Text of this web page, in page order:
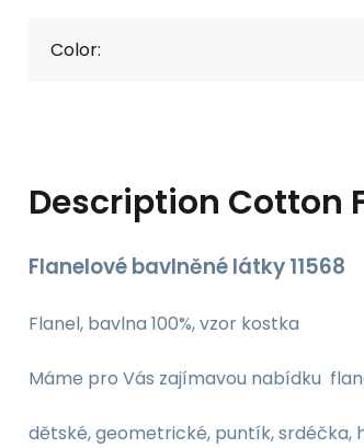
Color:
Description Cotton
Flanelové bavlněné látky 11568
Flanel, bavlna 100%, vzor kostka
Máme pro Vás zajímavou nabídku
dětské, geometrické, puntík, srdéčka,